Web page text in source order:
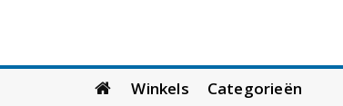
Skip
to
Winkels Categorieën